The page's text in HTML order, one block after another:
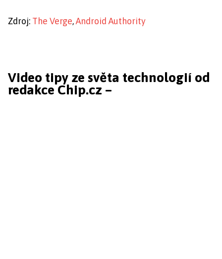
Zdroj: The Verge,Android Authority
Video tipy ze světa technologií od
redakce Chip.cz –